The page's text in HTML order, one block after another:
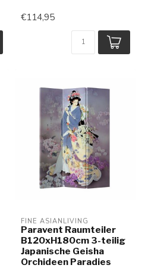
€114,95
FINE ASIANLIVING
Paravent Raumteiler
B120xH180cm 3-teilig
Japanische Geisha
Orchideen Paradies